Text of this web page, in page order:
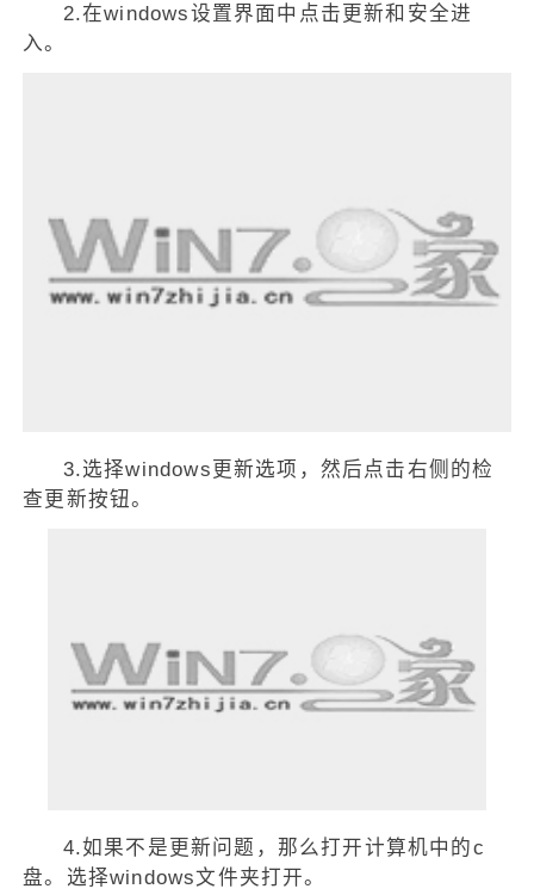
2.在windows设置界面中点击更新和安全进
入。
3.选择windows更新选项，然后点击右侧的检
查更新按钮。
4.如果不是更新问题，那么打开计算机中的c
盘。选择windows文件夹打开。